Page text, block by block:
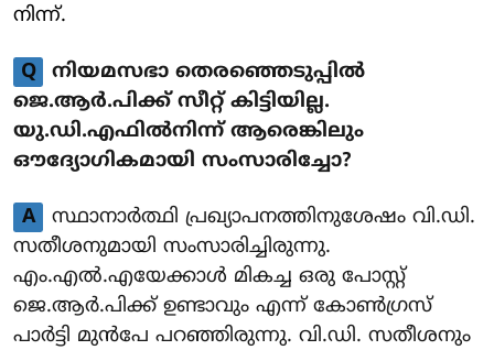
നിന്ന്.
Q
നിയമസഭാ തെരഞ്ഞെടുപ്പിൽ
ജെ.ആർ.പിക്ക് സീറ്റ് കിട്ടിയില്ല.
യു.ഡി.എഫിൽനിന്ന് ആരെങ്കിലും
ഔദ്യോഗികമായി സംസാരിച്ചോ?
A
സ്ഥാനാർത്ഥി പ്രഖ്യാപനത്തിനുശേഷം വി.ഡി.
സതീശനുമായി സംസാരിച്ചിരുന്നു.
എം.എൽ.എയേക്കാൾ മികച്ച ഒരു പോസ്റ്റ്
ജെ.ആർ.പിക്ക് ഉണ്ടാവും എന്ന് കോൺഗ്രസ്
പാർട്ടി മുന്‍പേ പറഞ്ഞിരുന്നു. വി.ഡി. സതീശനും